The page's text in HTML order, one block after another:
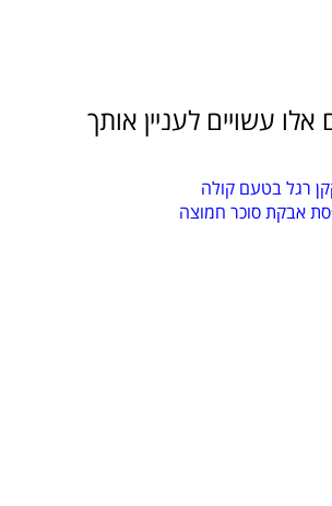
אלו עשויים לעניין אותך